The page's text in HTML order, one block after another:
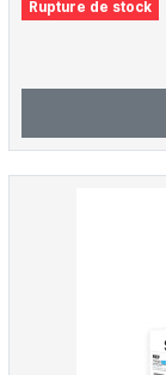
Rupture de stock